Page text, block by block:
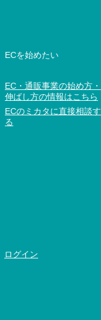
ECを始めたい
EC・通販事業の始め方・
伸ばし方の情報はこちら
ECのミカタに直接相談す
る
ログイン